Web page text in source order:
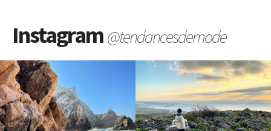
Instagram@tendancesdemode